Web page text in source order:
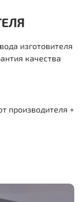
изготовителя
качества
производителя +